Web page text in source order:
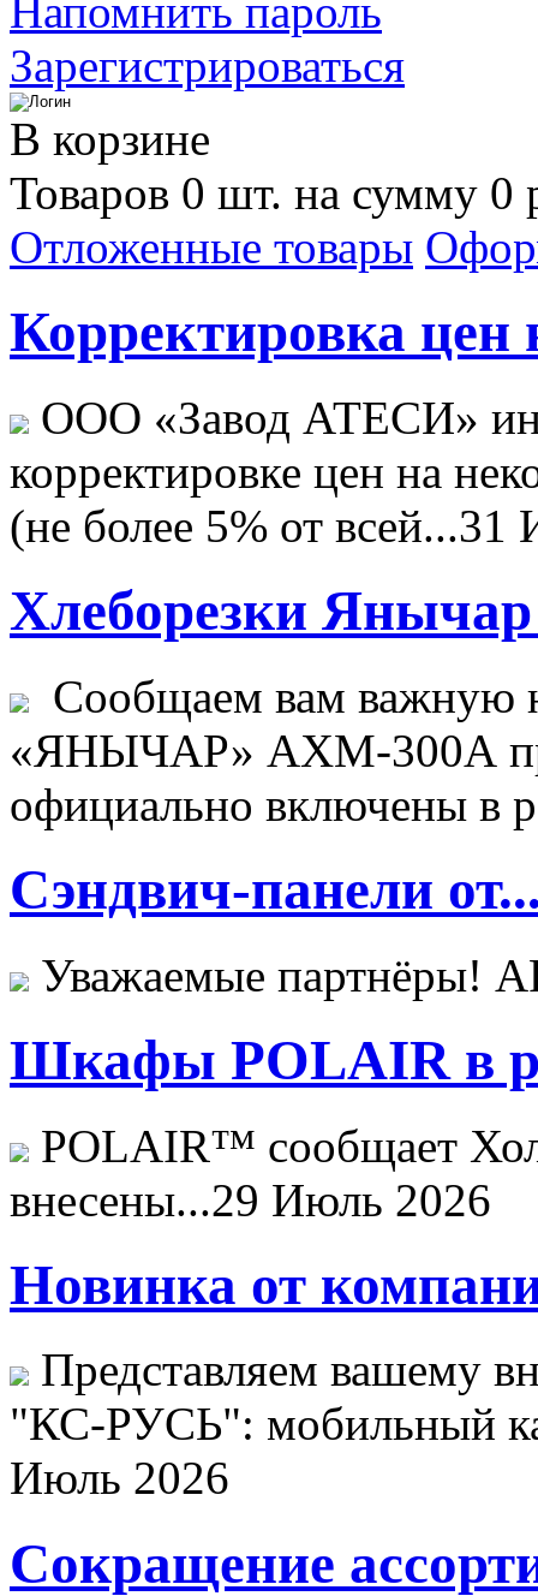
Напомнить пароль
Зарегистрироваться
В корзине
Товаров 0 шт. на сумму 0
Отложенные товары
Корректировка цен
ООО «Завод АТЕСИ»
корректировке цен на
(не более 5% от всей...31
Хлеборезки Янычар
Сообщаем вам важную
«ЯНЫЧАР» АХМ-300А
официально включены в
Сэндвич-панели
Уважаемые
Шкафы POLAIR в
POLAIR™ сообщает
внесены...29 Июль 2026
Новинка от
Представляем вашему
"КС-РУСЬ": мобильный
Июль 2026
Сокращение